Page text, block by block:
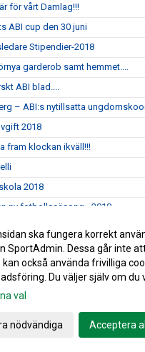
för vårt Damlag!!!
ABI cup den 30 juni
Stipendier-2018
garderob samt hemmet....
ABI blad....
– ABI:s nytillsatta
2018
fram klockan ikväll!!!
2018
ny fotbollssäsong - 2018
blev en lugn tillställning
för 2017
2018- 3 februari
ska fungera korrekt
SportAdmin. Dessa går inte
kan också använda frivilliga
Du väljer själv om du
val
nödvändiga Acceptera